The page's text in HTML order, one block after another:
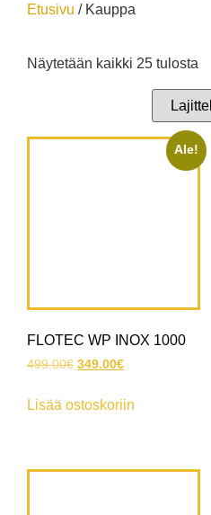
Etusivu / Kauppa
Näytetään kaikki 25 tulosta
Ale!
FLOTEC WP INOX 1000
499.00€ 349.00€
Lisää ostoskoriin